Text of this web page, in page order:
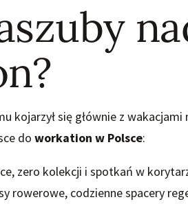
kojarzył się głównie z wakacjami
do workation w Polsce:
zero kolekcji i spotkań w
rowerowe, codzienne spacery